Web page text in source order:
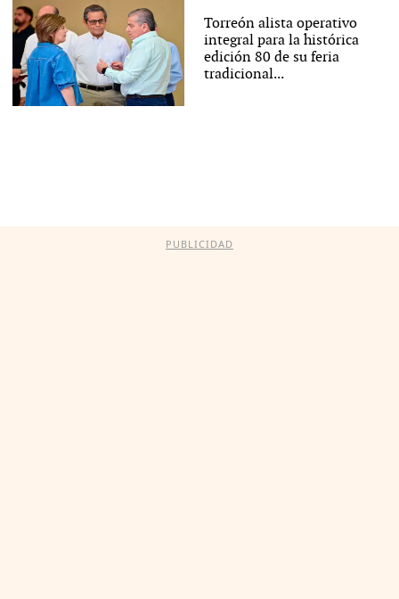
Torreón alista operativo
integral para la histórica
edición 80 de su feria
tradicional...
PUBLICIDAD